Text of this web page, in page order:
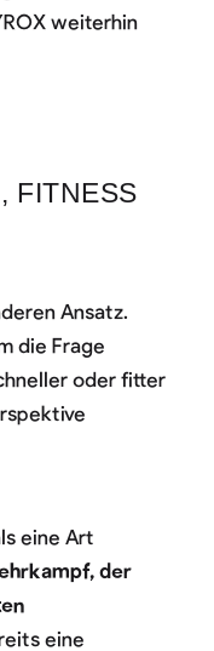
weiterhin
FITNESS
Ansatz.
die Frage
oder fitter
eine Art
der
eine